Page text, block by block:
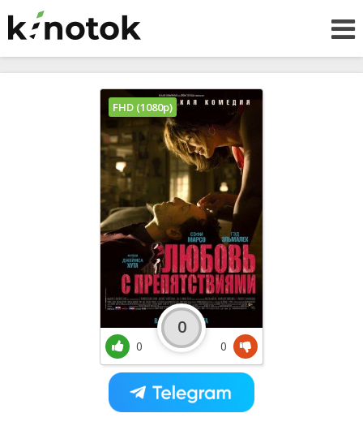
FHD (1080p)
0
0
0